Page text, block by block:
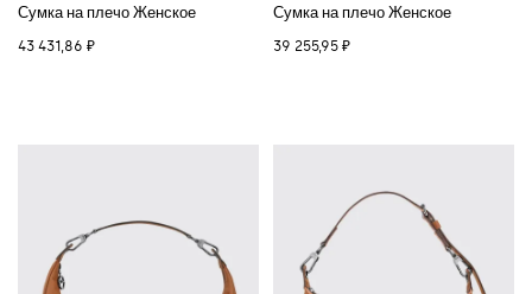
Сумка на плечо Женское
43 431,86 ₽
Сумка на плечо Женское
39 255,95 ₽